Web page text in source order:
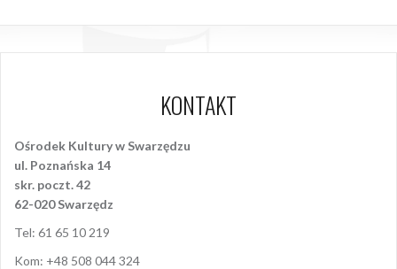
KONTAKT
Ośrodek Kultury w Swarzędzu
ul. Poznańska 14
skr. poczt. 42
62-020 Swarzędz
Tel: 61 65 10 219
Kom: +48 508 044 324